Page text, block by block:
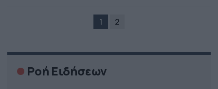
1
2
Ροή Ειδήσεων